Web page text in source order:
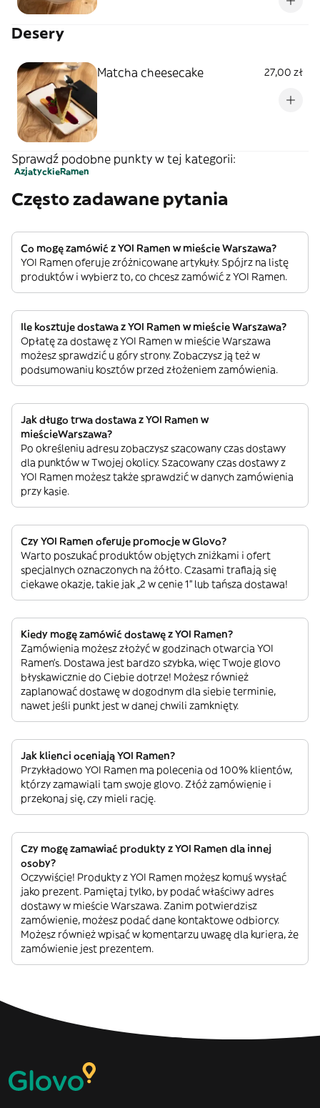
Desery
Matcha cheesecake 27,00 zł
Sprawdź podobne punkty w tej kategorii:
AzjatyckieRamen
Często zadawane pytania
Co mogę zamówić z YOI Ramen w mieście Warszawa?
YOI Ramen oferuje zróżnicowane artykuły. Spójrz na listę
produktów i wybierz to, co chcesz zamówić z YOI Ramen.
Ile kosztuje dostawa z YOI Ramen w mieście Warszawa?
Opłatę za dostawę z YOI Ramen w mieście Warszawa
możesz sprawdzić u góry strony. Zobaczysz ją też w
podsumowaniu kosztów przed złożeniem zamówienia.
Jak długo trwa dostawa z YOI Ramen w
mieścieWarszawa?
Po określeniu adresu zobaczysz szacowany czas dostawy
dla punktów w Twojej okolicy. Szacowany czas dostawy z
YOI Ramen możesz także sprawdzić w danych zamówienia
przy kasie.
Czy YOI Ramen oferuje promocje w Glovo?
Warto poszukać produktów objętych zniżkami i ofert
specjalnych oznaczonych na żółto. Czasami trafiają się
ciekawe okazje, takie jak „2 w cenie 1” lub tańsza dostawa!
Kiedy mogę zamówić dostawę z YOI Ramen?
Zamówienia możesz złożyć w godzinach otwarcia YOI
Ramen’s. Dostawa jest bardzo szybka, więc Twoje glovo
błyskawicznie do Ciebie dotrze! Możesz również
zaplanować dostawę w dogodnym dla siebie terminie,
nawet jeśli punkt jest w danej chwili zamknięty.
Jak klienci oceniają YOI Ramen?
Przykładowo YOI Ramen ma polecenia od 100% klientów,
którzy zamawiali tam swoje glovo. Złóż zamówienie i
przekonaj się, czy mieli rację.
Czy mogę zamawiać produkty z YOI Ramen dla innej
osoby?
Oczywiście! Produkty z YOI Ramen możesz komuś wysłać
jako prezent. Pamiętaj tylko, by podać właściwy adres
dostawy w mieście Warszawa. Zanim potwierdzisz
zamówienie, możesz podać dane kontaktowe odbiorcy.
Możesz również wpisać w komentarzu uwagę dla kuriera, że
zamówienie jest prezentem.